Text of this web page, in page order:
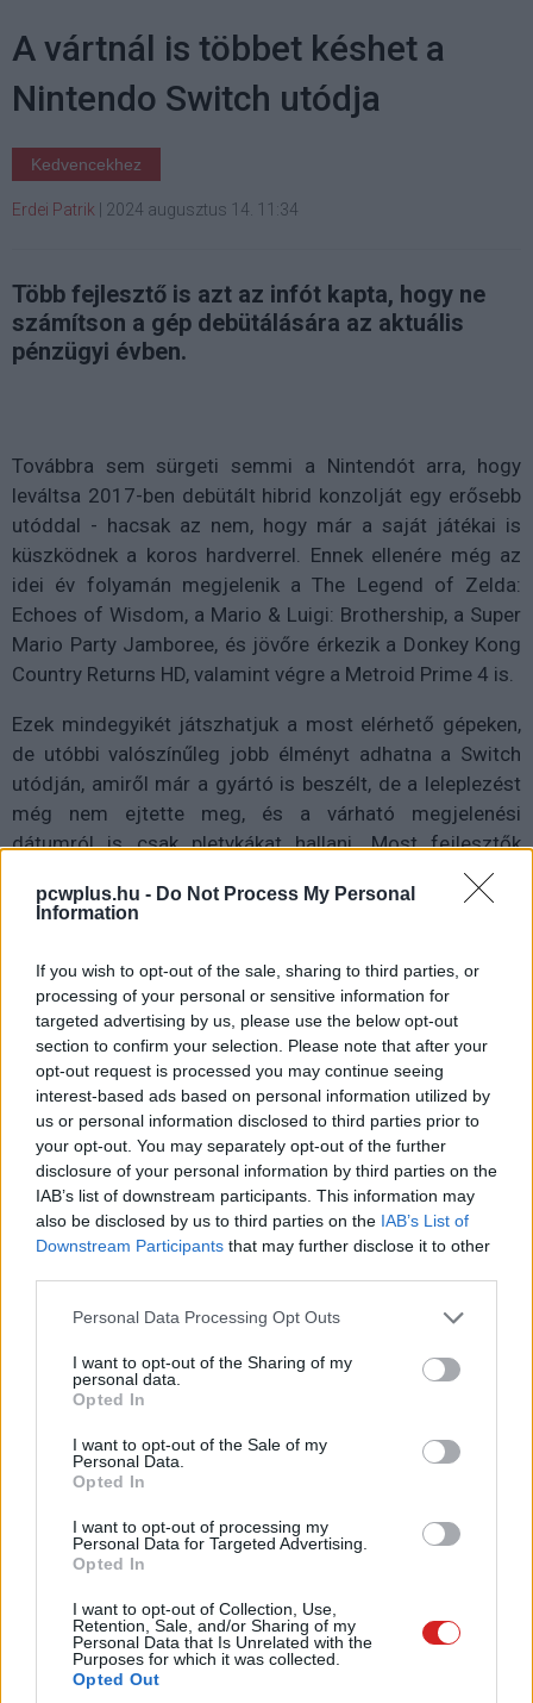
pcwplus.hu - Do Not Process My Personal
Information
If you wish to opt-out of the sale, sharing to third parties, or
processing of your personal or sensitive information for
targeted advertising by us, please use the below opt-out
section to confirm your selection. Please note that after your
opt-out request is processed you may continue seeing
interest-based ads based on personal information utilized by
us or personal information disclosed to third parties prior to
your opt-out. You may separately opt-out of the further
disclosure of your personal information by third parties on the
IAB’s list of downstream participants. This information may
also be disclosed by us to third parties on the IAB’s List of
Downstream Participants that may further disclose it to other
Please note that this website/app uses one or more Google
not limited to your visit or usage behaviour. You may click to
grant or deny consent to Google and its third-party tags to
use your data for below specified purposes in below Google
consent section.
Personal Data Processing Opt Outs
I want to opt-out of the Sharing of my
personal data.
Opted In
I want to opt-out of the Sale of my
Personal Data.
Opted In
I want to opt-out of processing my
Personal Data for Targeted Advertising.
Opted In
I want to opt-out of Collection, Use,
Retention, Sale, and/or Sharing of my
Personal Data that Is Unrelated with the
Purposes for which it was collected.
Opted Out
A vártnál is többet késhet a
Nintendo Switch utódja
Kedvencekhez
Erdei Patrik 2024 augusztus 14. 11:34
Több fejlesztő is azt az infót kapta, hogy ne
számítson a gép debütálására az aktuális
pénzügyi évben.
Továbbra sem sürgeti semmi a Nintendót arra, hogy
leváltsa 2017-ben debütált hibrid konzolját egy erősebb
utóddal - hacsak az nem, hogy már a saját játékai is
küszködnek a koros hardverrel. Ennek ellenére még az
idei év folyamán megjelenik a The Legend of Zelda:
Echoes of Wisdom, a Mario & Luigi: Brothership, a Super
Mario Party Jamboree, és jövőre érkezik a Donkey Kong
Country Returns HD, valamint végre a Metroid Prime 4 is.
Ezek mindegyikét játszhatjuk a most elérhető gépeken,
de utóbbi valószínűleg jobb élményt adhatna a Switch
utódján, amiről már a gyártó is beszélt, de a leleplezést
még nem ejtette meg, és a várható megjelenési
dátumról is csak pletykákat hallani. Most fejlesztők
A GamesIndustry.biz fejese, Christopher Dring beszélt
néhány fejlesztővel, akik azt az infót kapták, hogy az
aktuális pénzügyi év vége, tehát 2025. március 31. előtt
nem fog megjelenni a gép, egyúttal nagyon remélik, hogy
áprilisban vagy májusban már kapható lesz. Semmiképp
nem szeretnék, hogy őszre csússzon, amikor mindenki a
Grand Theft Auto VI-ra figyel.
balatoni kardioösvény (X)
4 és egy 8 km-es egészségügyi tanösvény nyílt
#nintendo switch #megjelenés
A konkurensek gépein is
elérhető lesz a SteamOS